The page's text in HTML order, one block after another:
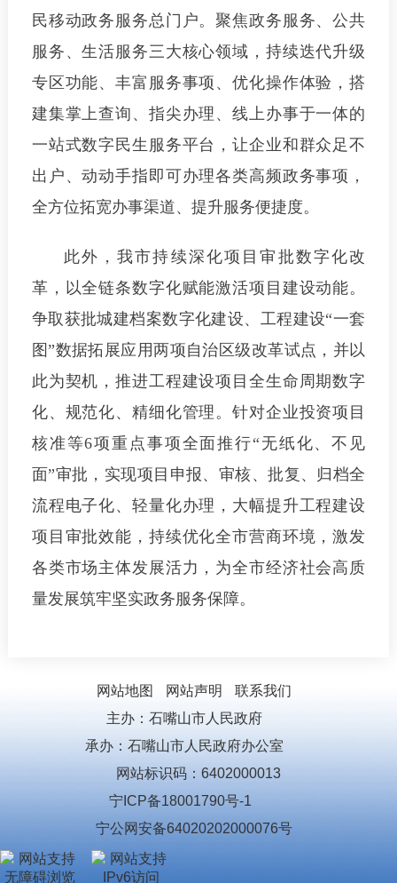
民移动政务服务总门户。聚焦政务服务、公共
服务、生活服务三大核心领域，持续迭代升级
专区功能、丰富服务事项、优化操作体验，搭
建集掌上查询、指尖办理、线上办事于一体的
一站式数字民生服务平台，让企业和群众足不
出户、动动手指即可办理各类高频政务事项，
全方位拓宽办事渠道、提升服务便捷度。
此外，我市持续深化项目审批数字化改
革，以全链条数字化赋能激活项目建设动能。
争取获批城建档案数字化建设、工程建设“一套
图”数据拓展应用两项自治区级改革试点，并以
此为契机，推进工程建设项目全生命周期数字
化、规范化、精细化管理。针对企业投资项目
核准等6项重点事项全面推行“无纸化、不见
面”审批，实现项目申报、审核、批复、归档全
流程电子化、轻量化办理，大幅提升工程建设
项目审批效能，持续优化全市营商环境，激发
各类市场主体发展活力，为全市经济社会高质
量发展筑牢坚实政务服务保障。
网站地图 网站声明
联系我们
主办：石嘴山市人民政府
承办：石嘴山市人民政府办公室
网站标识码：6402000013
宁ICP备18001790号-1
宁公网安备64020202000076号